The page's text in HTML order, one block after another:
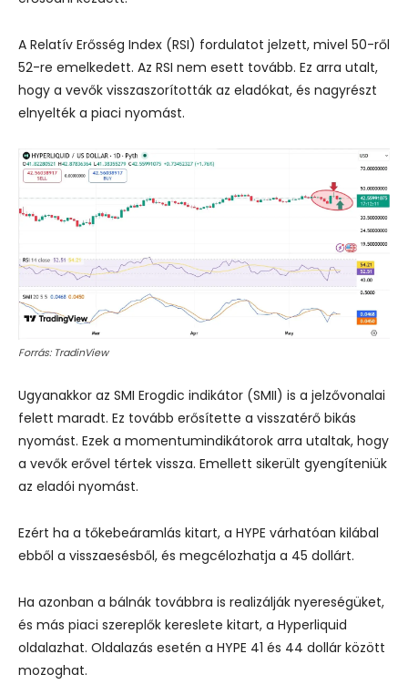
A Relatív Erősség Index (RSI) fordulatot jelzett, mivel 50-ről
52-re emelkedett. Az RSI nem esett tovább. Ez arra utalt,
hogy a vevők visszaszorították az eladókat, és nagyrészt
elnyelték a piaci nyomást.
Forrás: TradinView
Ugyanakkor az SMI Erogdic indikátor (SMII) is a jelzővonalai
felett maradt. Ez tovább erősítette a visszatérő bikás
nyomást. Ezek a momentumindikátorok arra utaltak, hogy
a vevők erővel tértek vissza. Emellett sikerült gyengíteniük
az eladói nyomást.
Ezért ha a tőkebeáramlás kitart, a HYPE várhatóan kilábal
ebből a visszaesésből, és megcélozhatja a 45 dollárt.
Ha azonban a bálnák továbbra is realizálják nyereségüket,
és más piaci szereplők kereslete kitart, a Hyperliquid
oldalazhat. Oldalazás esetén a HYPE 41 és 44 dollár között
mozoghat.